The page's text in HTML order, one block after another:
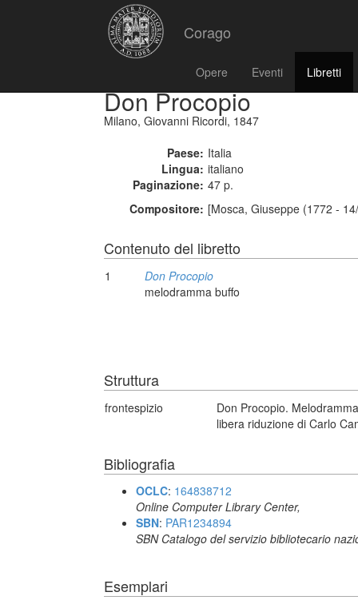
Corago
Opere Eventi Libretti
Don Procopio
Milano, Giovanni Ricordi, 1847
Paese: Italia
Lingua: italiano
Paginazione: 47 p.
Compositore: [Mosca, Giuseppe (1772 -
Contenuto del libretto
1
Don Procopio
melodramma buffo
Struttura
frontespizio
Don Procopio.
libera riduzione di Carlo
Bibliografia
OCLC: 164838712
Online Computer Library Center,
SBN: PAR1234894
SBN Catalogo del servizio bibliotecario
Esemplari